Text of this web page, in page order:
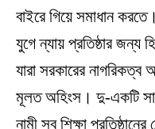
বাইরে গিয়ে সমাধান
যুগে ন্যায় প্রতিষ্ঠার জন্য
যারা সরকারের
মূলত অহিংস। দু-একটি
নামী সব শিক্ষা